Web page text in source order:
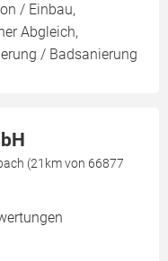
/ Einbau,
Abgleich,
/ Badsanierung
(21km von 66877